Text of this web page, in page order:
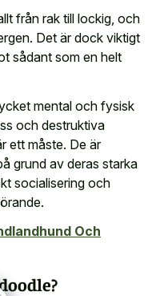
från rak till lockig, och
Det är dock viktigt
sådant som en helt
mental och fysisk
och destruktiva
ett måste. De är
grund av deras starka
socialisering och
Och